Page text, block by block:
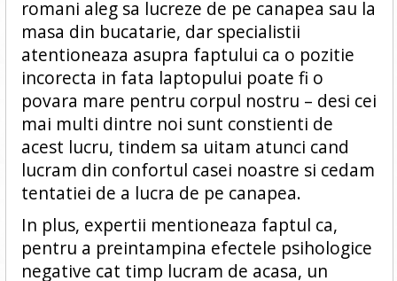
romani aleg sa lucreze de pe canapea sau la
masa din bucatarie, dar specialistii
atentioneaza asupra faptului ca o pozitie
incorecta in fata laptopului poate fi o
povara mare pentru corpul nostru – desi cei
mai multi dintre noi sunt constienti de
acest lucru, tindem sa uitam atunci cand
lucram din confortul casei noastre si cedam
tentatiei de a lucra de pe canapea.
In plus, expertii mentioneaza faptul ca,
pentru a preintampina efectele psihologice
negative cat timp lucram de acasa, un